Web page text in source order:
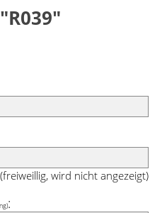
(freiweillig, wird nicht angezeigt)
: